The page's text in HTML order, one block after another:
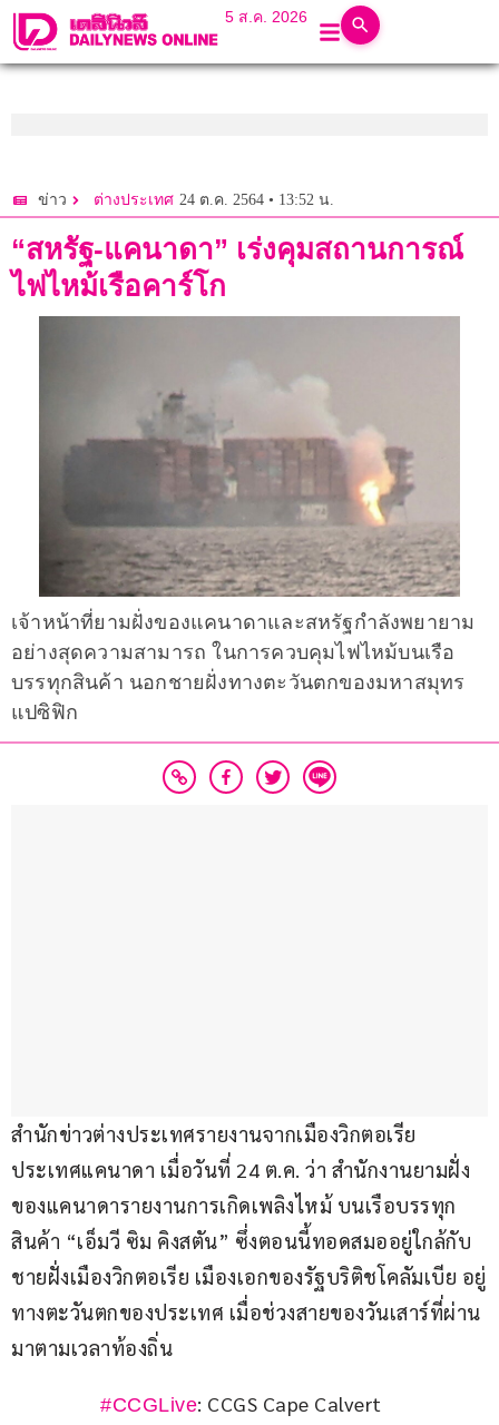
5 ส.ค. 2026
ข่าว ต่างประเทศ 24 ต.ค. 2564 • 13:52 น.
“สหรัฐ-แคนาดา” เร่งคุมสถานการณ์
ไฟไหม้เรือคาร์โก
เจ้าหน้าที่ยามฝั่งของแคนาดาและสหรัฐกำลังพยายาม
อย่างสุดความสามารถ ในการควบคุมไฟไหม้บนเรือ
บรรทุกสินค้า นอกชายฝั่งทางตะวันตกของมหาสมุทร
แปซิฟิก
สำนักข่าวต่างประเทศรายงานจากเมืองวิกตอเรีย
ประเทศแคนาดา เมื่อวันที่ 24 ต.ค. ว่า สำนักงานยามฝั่ง
ของแคนาดารายงานการเกิดเพลิงไหม้ บนเรือบรรทุก
สินค้า “เอ็มวี ซิม คิงสตัน” ซึ่งตอนนี้ทอดสมออยู่ใกล้กับ
ชายฝั่งเมืองวิกตอเรีย เมืองเอกของรัฐบริติชโคลัมเบีย อยู่
ทางตะวันตกของประเทศ เมื่อช่วงสายของวันเสาร์ที่ผ่าน
มาตามเวลาท้องถิ่น
#CCGLive: CCGS Cape Calvert